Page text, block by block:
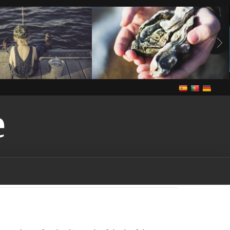
Vivre anguilles
grande congère
grande congère-
vendee bass
brème brème-
brochet-vendee
vendee
écrevisses
gardon
marais marais-
france
la vendee
dans les rivières-
on pêcher dans le
Notre cuisine Vivre
In The Vendee